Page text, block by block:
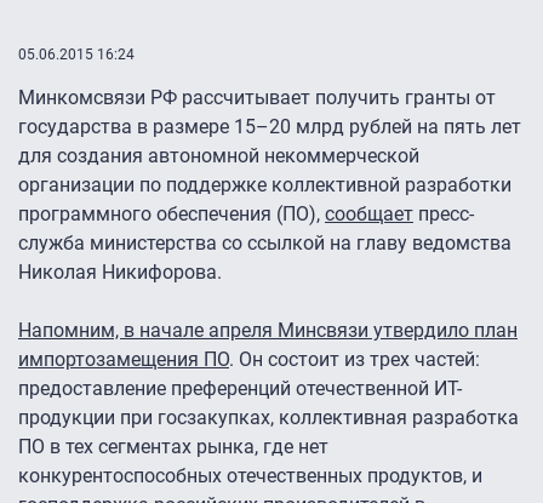
05.06.2015 16:24
Минкомсвязи РФ рассчитывает получить гранты от
государства в размере 15–20 млрд рублей на пять лет
для создания автономной некоммерческой
организации по поддержке коллективной разработки
программного обеспечения (ПО), сообщает пресс-
служба министерства со ссылкой на главу ведомства
Николая Никифорова.
Напомним, в начале апреля Минсвязи утвердило план
импортозамещения ПО. Он состоит из трех частей:
предоставление преференций отечественной ИТ-
продукции при госзакупках, коллективная разработка
ПО в тех сегментах рынка, где нет
конкурентоспособных отечественных продуктов, и